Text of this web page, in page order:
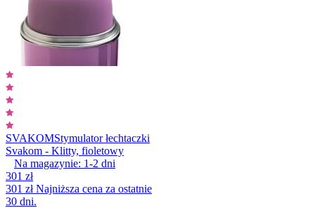
SVAKOMStymulator łechtaczki
Svakom - Klitty, fioletowy
Na magazynie: 1-2 dni
301 zł
301 złNajniższa cena za ostatnie
30 dni.